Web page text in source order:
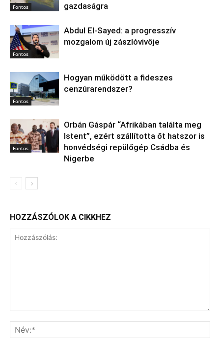
Fontos
gazdaságra
Fontos
Abdul El‑Sayed: a progresszív
mozgalom új zászlóvivője
Fontos
Hogyan működött a fideszes
cenzúrarendszer?
Fontos
Orbán Gáspár “Afrikában találta meg
Istent”, ezért szállította őt hatszor is
honvédségi repülőgép Csádba és
Nigerbe
HOZZÁSZÓLOK A CIKKHEZ